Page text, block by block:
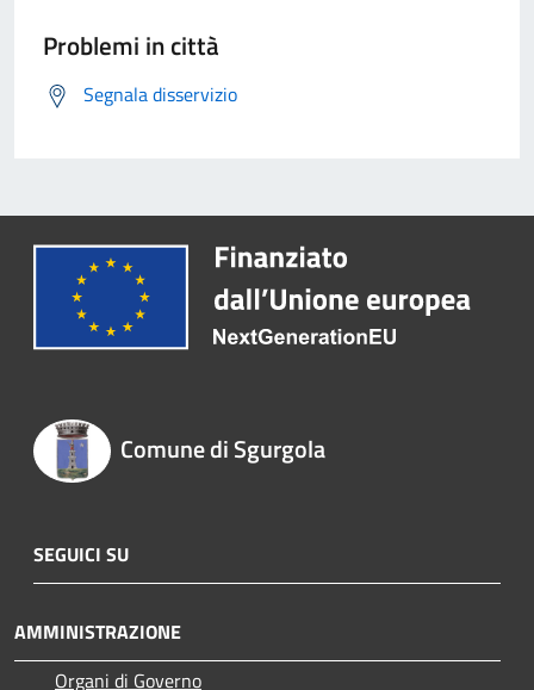
Problemi in città
Segnala disservizio
Comune di Sgurgola
SEGUICI SU
AMMINISTRAZIONE
Organi di Governo